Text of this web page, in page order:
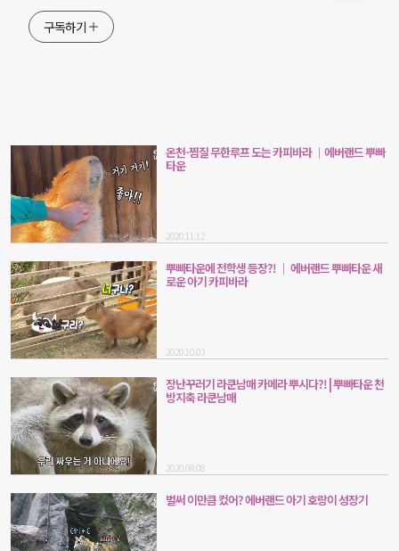
구독하기
온천-찜질 무한루프 도는 카피바라 ｜에버랜드 뿌빠
타운
2020.11.12
뿌빠타운에 전학생 등장?! ｜ 에버랜드 뿌빠타운 새
로운 아기 카피바라
2020.10.03
장난꾸러기 라쿤남매 카메라 뿌시다?! | 뿌빠타운 천
방지축 라쿤남매
2020.08.08
벌써 이만큼 컸어? 에버랜드 아기 호랑이 성장기